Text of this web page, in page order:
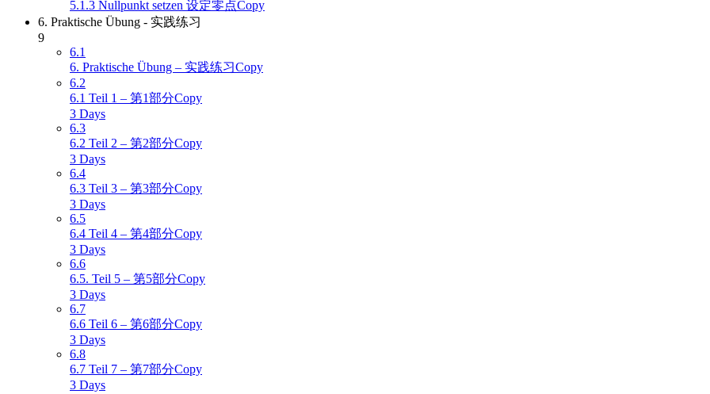
5.1.3 Nullpunkt setzen 设定零点Copy
6. Praktische Übung - 实践练习
9
6.1
6. Praktische Übung – 实践练习Copy
6.2
6.1 Teil 1 – 第1部分Copy
3 Days
6.3
6.2 Teil 2 – 第2部分Copy
3 Days
6.4
6.3 Teil 3 – 第3部分Copy
3 Days
6.5
6.4 Teil 4 – 第4部分Copy
3 Days
6.6
6.5. Teil 5 – 第5部分Copy
3 Days
6.7
6.6 Teil 6 – 第6部分Copy
3 Days
6.8
6.7 Teil 7 – 第7部分Copy
3 Days